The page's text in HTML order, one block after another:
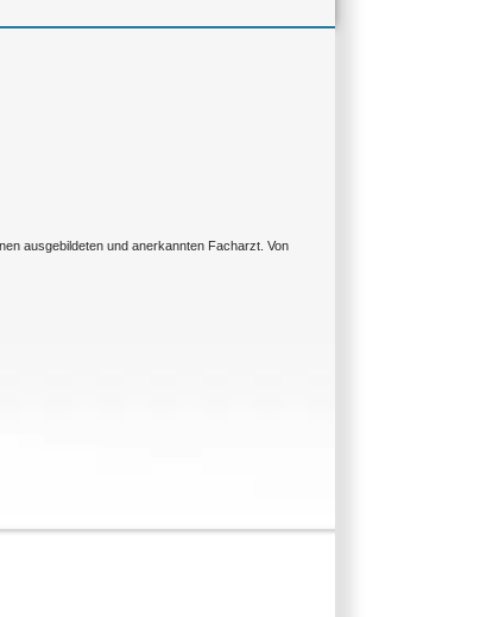
ausgebildeten und anerkannten Facharzt. Von